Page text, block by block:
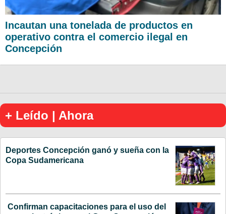
Incautan una tonelada de productos en
operativo contra el comercio ilegal en
Concepción
+ Leído | Ahora
Deportes Concepción ganó y sueña con la
Copa Sudamericana
Confirman capacitaciones para el uso del